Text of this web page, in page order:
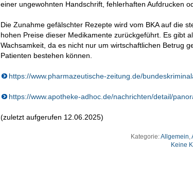
einer ungewohnten Handschrift, fehlerhaften Aufdrucken
Die Zunahme gefälschter Rezepte wird vom BKA auf die
hohen Preise dieser Medikamente zurückgeführt. Es gibt
Wachsamkeit, da es nicht nur um wirtschaftlichen Betrug
Patienten bestehen können.
https://www.pharmazeutische-zeitung.de/
https://www.apotheke-adhoc.de/nachrichten/detail/
(zuletzt aufgerufen 12.06.2025)
Kategorie:Allgemein
Keine